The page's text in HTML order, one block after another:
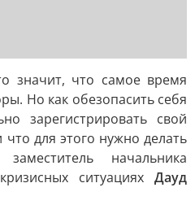
значит, что самое время
Но как обезопасить себя
зарегистрировать свой
для этого нужно делать
начальника
ситуациях Дауд